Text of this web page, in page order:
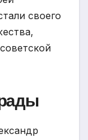
своего